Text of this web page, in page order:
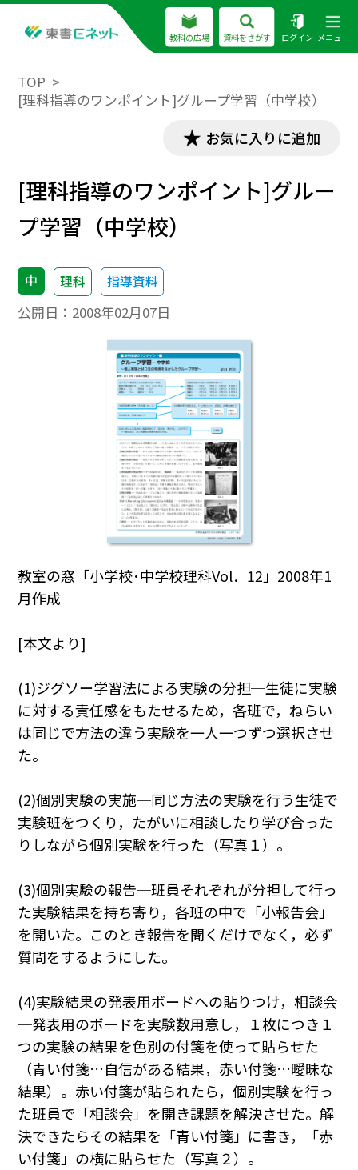
教科の広場 資料をさがす ログイン メニュー
TOP
[理科指導のワンポイント]グループ学習（中学校）
お気に入りに追加
[理科指導のワンポイント]グルー
プ学習（中学校）
中 理科 指導資料
公開日： 2008年02月07日
教室の窓「小学校･中学校理科Vol．12」2008年1
月作成
[本文より]
(1)ジグソー学習法による実験の分担─生徒に実験
に対する責任感をもたせるため，各班で，ねらい
は同じで方法の違う実験を一人一つずつ選択させ
た。
(2)個別実験の実施─同じ方法の実験を行う生徒で
実験班をつくり，たがいに相談したり学び合った
りしながら個別実験を行った（写真１）。
(3)個別実験の報告─班員それぞれが分担して行っ
た実験結果を持ち寄り，各班の中で「小報告会」
を開いた。このとき報告を聞くだけでなく，必ず
質問をするようにした。
(4)実験結果の発表用ボードへの貼りつけ，相談会
─発表用のボードを実験数用意し，１枚につき１
つの実験の結果を色別の付箋を使って貼らせた
（青い付箋…自信がある結果，赤い付箋…曖昧な
結果）。赤い付箋が貼られたら，個別実験を行っ
た班員で「相談会」を開き課題を解決させた。解
決できたらその結果を「青い付箋」に書き，「赤
い付箋」の横に貼らせた（写真２）。